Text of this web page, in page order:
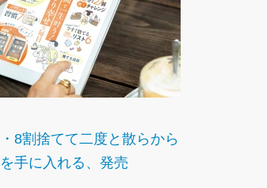
8割捨てて二度と散らから
手に入れる、発売